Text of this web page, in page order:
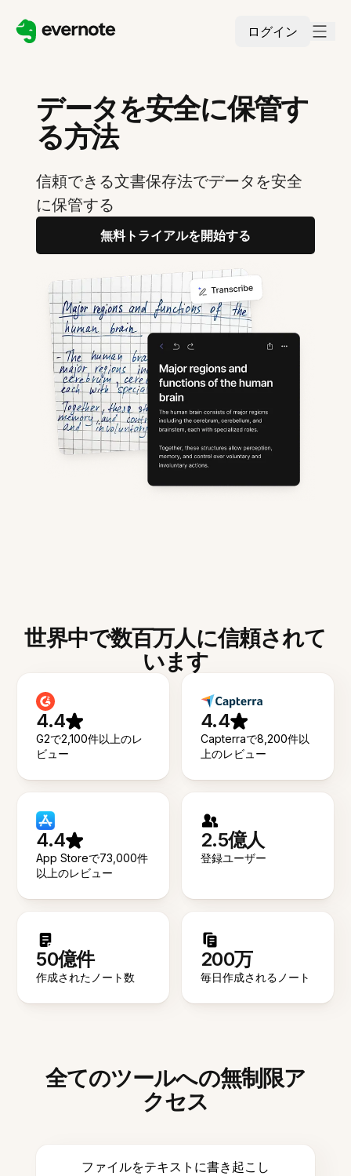
ログイン
データを安全に保管す
る方法
信頼できる文書保存法でデータを安全
に保管する
無料トライアルを開始する
世界中で数百万人に信頼されて
います
4.4
G2で2,100件以上のレ
ビュー
4.4
Capterraで8,200件以
上のレビュー
4.4
App Storeで73,000件
以上のレビュー
2.5億人
登録ユーザー
50億件
作成されたノート数
200万
毎日作成されるノート
全てのツールへの無制限ア
クセス
ファイルをテキストに書き起こし